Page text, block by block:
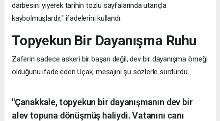
darbesini yiyerek tarihin tozlu sayfalarında utançla
kaybolmuşlardır," ifadelerini kullandı.
Topyekun Bir Dayanışma Ruhu
Zaferin sadece askeri bir başarı değil, dev bir dayanışma örneği
olduğunu ifade eden Uçak, mesajını şu sözlerle sürdürdü:
"Çanakkale, topyekun bir dayanışmanın dev bir
alev topuna dönüşmüş haliydi. Vatanını canı